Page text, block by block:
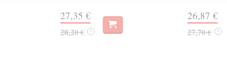
27,35 €
28,20 € ?
26,87 €
27,70 € ?